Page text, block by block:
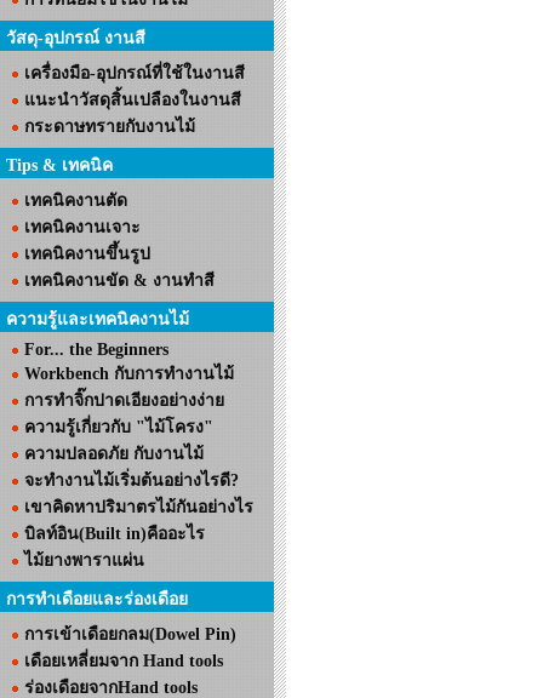
วัสดุ-อุปกรณ์ งานสี
เครื่องมือ-อุปกรณ์ที่ใช้ในงานสี
แนะนำวัสดุสิ้นเปลืองในงานสี
กระดาษทรายกับงานไม้
Tips & เทคนิค
เทคนิคงานตัด
เทคนิคงานเจาะ
เทคนิคงานขึ้นรูป
เทคนิคงานขัด & งานทำสี
ความรู้และเทคนิคงานไม้
For... the Beginners
Workbench กับการทำงานไม้
การทำจิ๊กปาดเอียงอย่างง่าย
ความรู้เกี่ยวกับ "ไม้โครง"
ความปลอดภัย กับงานไม้
จะทำงานไม้เริ่มต้นอย่างไรดี?
เขาคิดหาปริมาตรไม้กันอย่างไร
บิลท์อิน(Built in)คืออะไร
ไม้ยางพาราแผ่น
การทำเดือยและร่องเดือย
การเข้าเดือยกลม(Dowel Pin)
เดือยเหลี่ยมจาก Hand tools
ร่องเดือยจากHand tools